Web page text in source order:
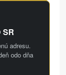
SR
adresu.
odo dňa